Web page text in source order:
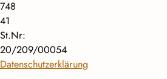
748
41
St.Nr:
20/209/00054
Datenschutzerklärung